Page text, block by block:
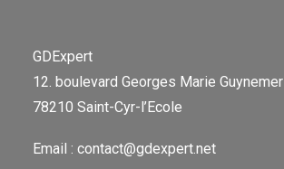
GDExpert
12. boulevard Georges Marie Guynemer
78210 Saint-Cyr-l’Ecole
Email : contact@gdexpert.net